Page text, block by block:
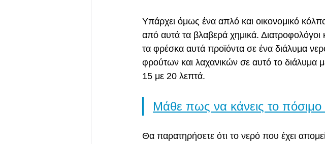
Υπάρχει όμως ένα απλό και οικονομικό
από αυτά τα βλαβερά χημικά. Διατροφολόγοι
τα φρέσκα αυτά προϊόντα σε ένα διάλυμα
φρούτων και λαχανικών σε αυτό το διάλυμα
15 με 20 λεπτά.
Μάθε πως να κάνεις το πόσιμο
Θα παρατηρήσετε ότι το νερό που έχει